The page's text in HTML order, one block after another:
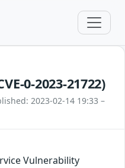
0-2023-21722)
2023-02-14 19:33 –
Vulnerability